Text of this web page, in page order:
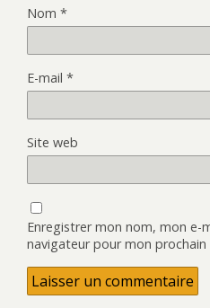
Nom *
E-mail *
Site web
Enregistrer mon nom, mon e-
navigateur pour mon